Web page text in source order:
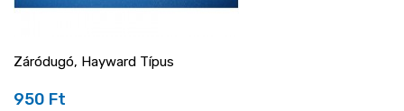
Záródugó, Hayward Típus
Ár
950 Ft